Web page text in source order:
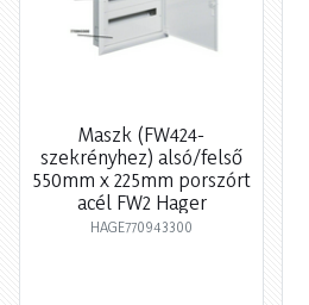
Maszk (FW424-
szekrényhez) alsó/felső
550mm x 225mm porszórt
acél FW2 Hager
HAGE770943300